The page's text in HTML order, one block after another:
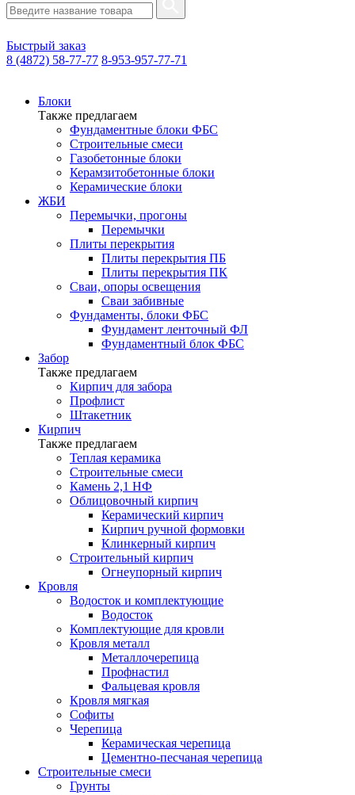
Быстрый заказ
8 (4872) 58-77-77 8-953-957-77-71
Блоки
Также предлагаем
Фундаментные блоки ФБС
Строительные смеси
Газобетонные блоки
Керамзитобетонные блоки
Керамические блоки
ЖБИ
Перемычки, прогоны
Перемычки
Плиты перекрытия
Плиты перекрытия ПБ
Плиты перекрытия ПК
Сваи, опоры освещения
Сваи забивные
Фундаменты, блоки ФБС
Фундамент ленточный ФЛ
Фундаментный блок ФБС
Забор
Также предлагаем
Кирпич для забора
Профлист
Штакетник
Кирпич
Также предлагаем
Теплая керамика
Строительные смеси
Камень 2,1 НФ
Облицовочный кирпич
Керамический кирпич
Кирпич ручной формовки
Клинкерный кирпич
Строительный кирпич
Огнеупорный кирпич
Кровля
Водосток и комплектующие
Водосток
Комплектующие для кровли
Кровля металл
Металлочерепица
Профнастил
Фальцевая кровля
Кровля мягкая
Софиты
Черепица
Керамическая черепица
Цементно-песчаная черепица
Строительные смеси
Грунты